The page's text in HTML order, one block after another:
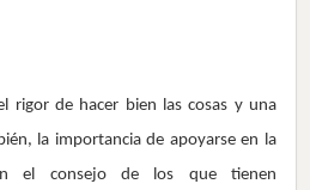
rigor de hacer bien las cosas y una
la importancia de apoyarse en la
el consejo de los que tienen